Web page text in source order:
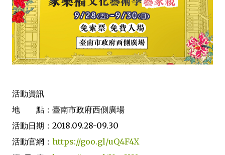
活動資訊
地 點：臺南市政府西側廣場
活動日期：2018.09.28-09.30
活動官網： https://goo.gl/uQ4F4X